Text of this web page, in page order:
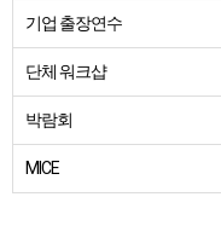
기업 출장연수
단체 워크샵
박람회
MICE